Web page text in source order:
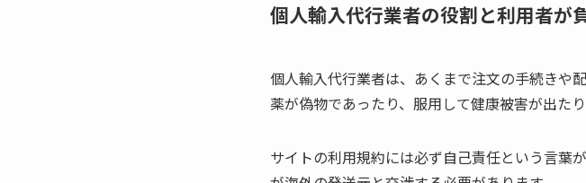
個人輸入代行業者の役割と利用者が
個人輸入代行業者は、あくまで注文の手続きや
薬が偽物であったり、服用して健康被害が出た
サイトの利用規約には必ず自己責任という言葉